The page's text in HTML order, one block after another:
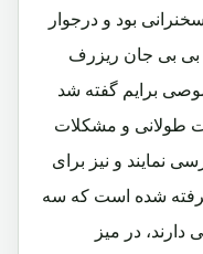
بود و درجوار
بی بی جان ریزرف
برایم گفته شد
طولانی و مشکلات
نمایند و نیز برای
شده است که سه
دارند، در میز